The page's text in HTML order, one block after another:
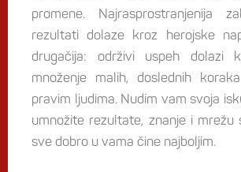
promene. Najrasprostranjenija
rezultati dolaze kroz herojske
drugačija: održivi uspeh dolazi
množenje malih, doslednih
pravim ljudima. Nudim vam svoja
umnožite rezultate, znanje i mrežu
sve dobro u vama čine najboljim.